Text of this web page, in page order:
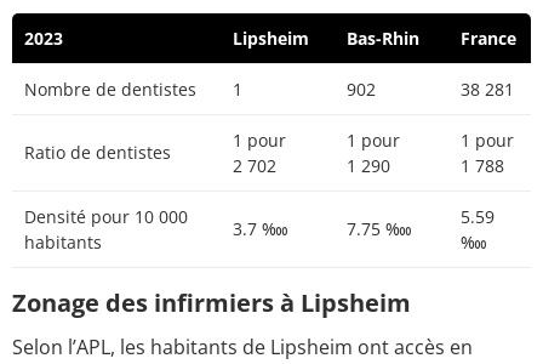
2023 Lipsheim Bas-Rhin France
Nombre de dentistes 1 902 38 281
Ratio de dentistes
1 pour
2 702
1 pour
1 290
1 pour
1 788
Densité pour 10 000
habitants
3.7 ‱ 7.75 ‱
5.59
‱
Zonage des infirmiers à Lipsheim
Selon l’APL, les habitants de Lipsheim ont accès en